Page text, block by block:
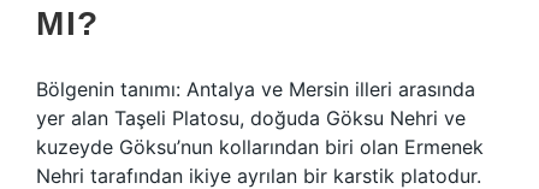
MI?
Bölgenin tanımı: Antalya ve Mersin illeri arasında
yer alan Taşeli Platosu, doğuda Göksu Nehri ve
kuzeyde Göksu’nun kollarından biri olan Ermenek
Nehri tarafından ikiye ayrılan bir karstik platodur.